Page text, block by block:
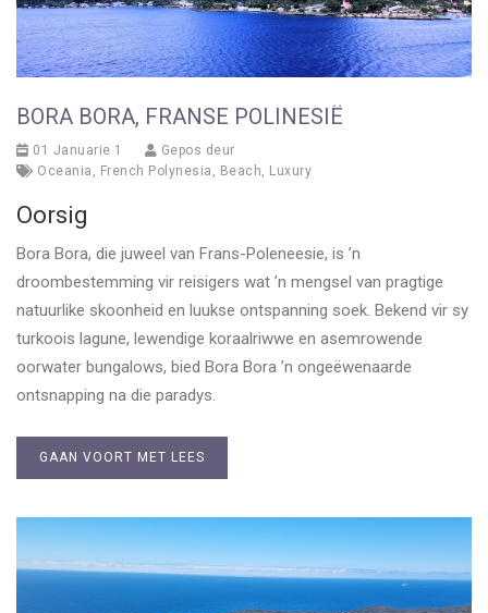
BORA BORA, FRANSE POLINESIË
01 Januarie 1
Gepos deur
Oceania , French Polynesia , Beach, Luxury
Oorsig
Bora Bora, die juweel van Frans-Poleneesie, is ’n
droombestemming vir reisigers wat ’n mengsel van pragtige
natuurlike skoonheid en luukse ontspanning soek. Bekend vir sy
turkoois lagune, lewendige koraalriwwe en asemrowende
oorwater bungalows, bied Bora Bora ’n ongeëwenaarde
ontsnapping na die paradys.
GAAN VOORT MET LEES